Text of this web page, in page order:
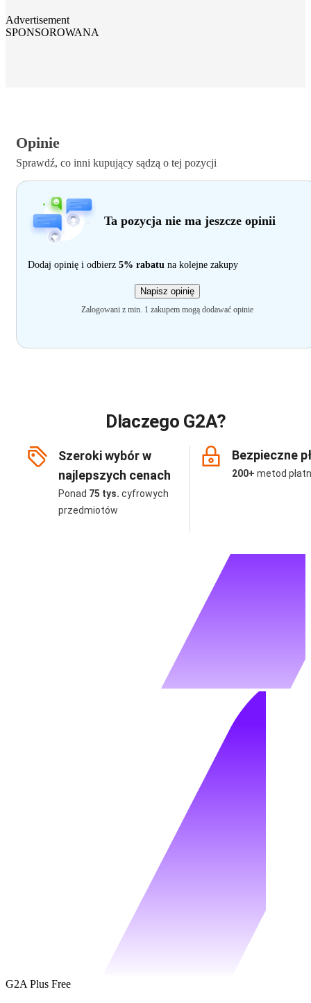
Advertisement
SPONSOROWANA
Opinie
Sprawdź, co inni kupujący sądzą o tej pozycji
Ta pozycja nie ma jeszcze opinii
Dodaj opinię i odbierz 5% rabatu na kolejne zakupy
Napisz opinię
Zalogowani z min. 1 zakupem mogą dodawać opinie
Dlaczego G2A?
Szeroki wybór w
najlepszych cenach
Ponad 75 tys. cyfrowych
przedmiotów
Bezpieczne
200+ metod
G2A Plus Free